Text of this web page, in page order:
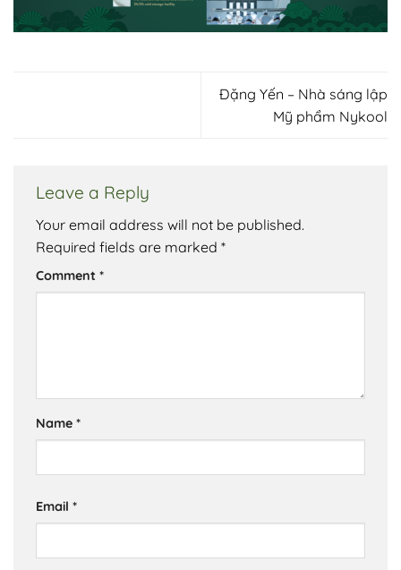
Đặng Yến – Nhà sáng lập
Mỹ phẩm Nykool
Leave a Reply
Your email address will not be published.
Required fields are marked *
Comment *
Name *
Email *